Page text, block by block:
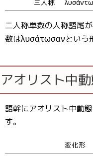
三人称
二人称単数の人称語尾
数はλυσάτωσανという
アオリスト中
語幹にアオリスト中動
す。
変化形